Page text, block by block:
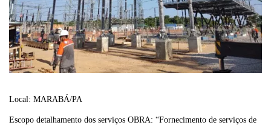
Local: MARABÁ/PA
Escopo detalhamento dos serviços OBRA: “Fornecimento de serviços de